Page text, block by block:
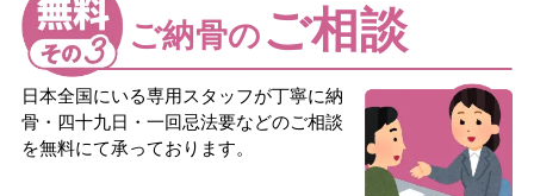
ご納骨の ご相談
日本全国にいる専用スタッフが丁寧に納
骨・四十九日・一回忌法要などのご相談
を無料にて承っております。